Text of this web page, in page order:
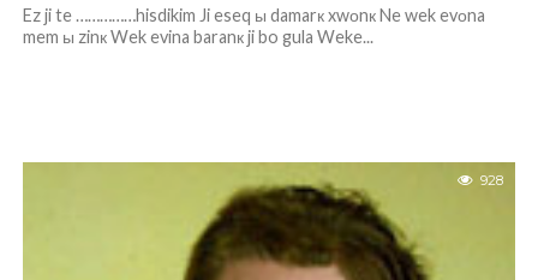
Ez ji te ……………hisdikim Ji eseq ы damarк xwоnк Ne wek evоna
mem ы zinк Wek evina baranк ji bo gula Weke...
928